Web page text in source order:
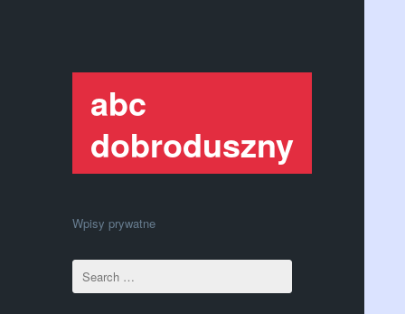
abc
dobroduszny
Wpisy prywatne